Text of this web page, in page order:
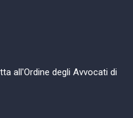
all'Ordine degli Avvocati di